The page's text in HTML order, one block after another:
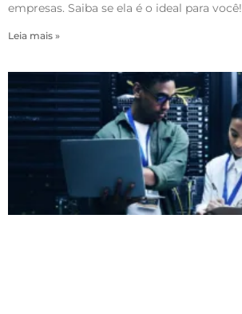
empresas. Saiba se ela é o ideal para você!
Leia mais »